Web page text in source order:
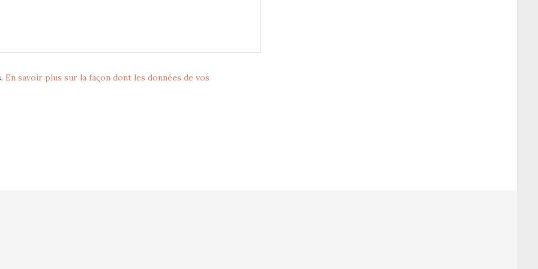
En savoir plus sur la façon dont les données de vos